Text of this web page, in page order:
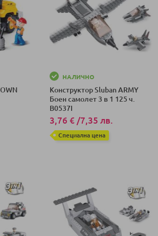
НАЛИЧНО
Конструктор Sluban ARMY
Боен самолет 3 в 1 125 ч.
B0537I
3,76 € /7,35 лв.
Специална цена